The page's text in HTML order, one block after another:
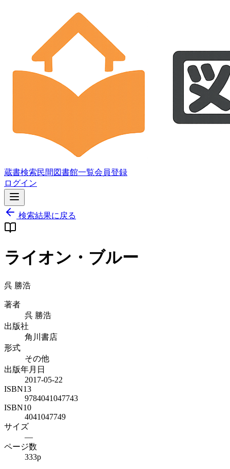
蔵書検索民間図書館一覧会員登録
ログイン
検索結果に戻る
ライオン・ブルー
呉 勝浩
著者
呉 勝浩
出版社
角川書店
形式
その他
出版年月日
2017-05-22
ISBN13
9784041047743
ISBN10
4041047749
サイズ
—
ページ数
333p